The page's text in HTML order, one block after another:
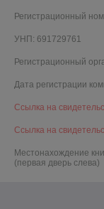
Регистрационный
УНП: 691729761
Регистрационный
Дата регистрации
Ссылка на
Ссылка на
Местонахождение
(первая дверь слева)